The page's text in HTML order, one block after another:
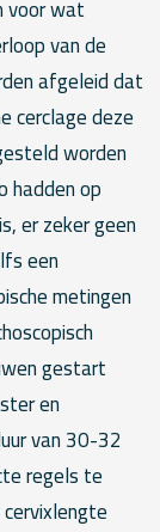
voor wat
van de
afgeleid dat
cerclage deze
worden
hadden op
er zeker geen
een
metingen
gestart
en
van 30-32
regels te